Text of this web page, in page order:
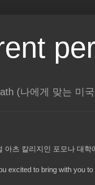
(나에게 맞는 미
아츠 칼리지인 포모나 대
excited to bring with you to